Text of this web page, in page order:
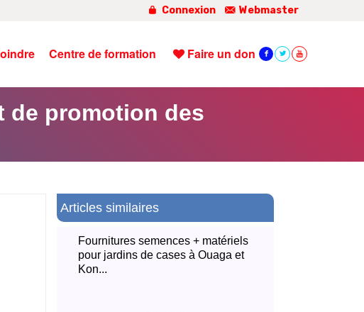
Connexion Webmaster
Centre de formation Faire un don
de promotion des
Articles similaires
Fournitures semences + matériels
pour jardins de cases à Ouaga et
Kon...